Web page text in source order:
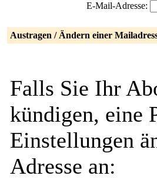
E-Mail-Adresse:
Austragen / Ändern einer
Falls Sie Ihr
kündigen, eine
Einstellungen
Adresse an: